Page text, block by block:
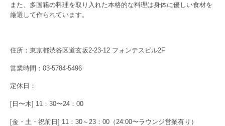
また、多国籍の料理を取り入れた本格的な料理は身体に優しい食材を
厳選して作られています。
住所：東京都渋谷区道玄坂2-23-12 フォンテスビル2F
営業時間：03-5784-5496
定休日：
[日〜木] 11：30〜24：00
[金・土・祝前日] 11：30～23：00（24:00〜ラウンジ営業有り）